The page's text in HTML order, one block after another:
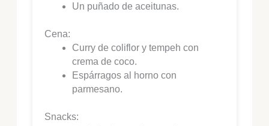
Un puñado de aceitunas.
Cena:
Curry de coliflor y tempeh con
crema de coco.
Espárragos al horno con
parmesano.
Snacks: